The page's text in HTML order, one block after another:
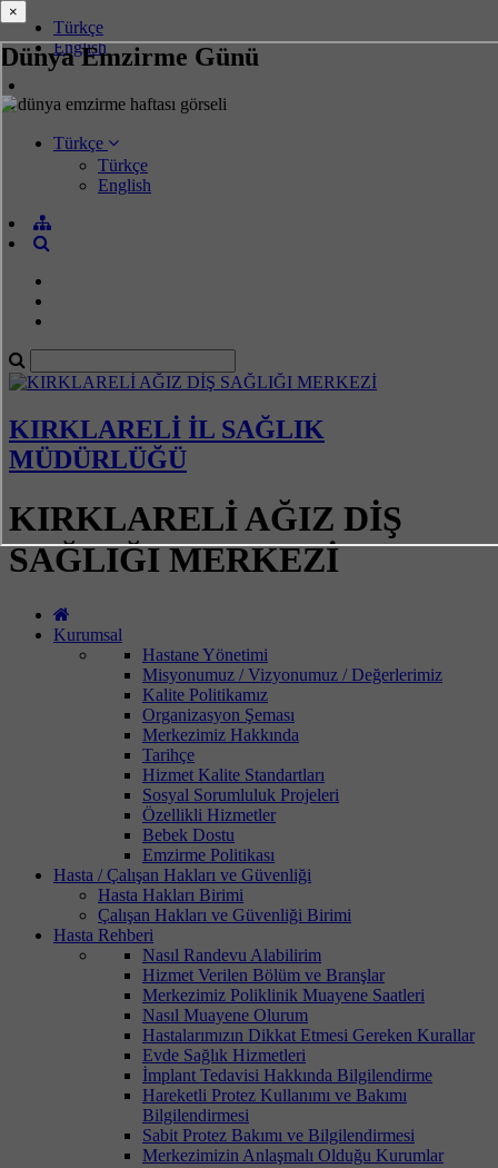
Dünya Emzirme Günü
Türkçe
English
Türkçe
Türkçe
English
KIRKLARELİ İL SAĞLIK
MÜDÜRLÜĞÜ
KIRKLARELİ AĞIZ DİŞ
SAĞLIĞI MERKEZİ
Kurumsal
Hastane Yönetimi
Misyonumuz / Vizyonumuz / Değerlerimiz
Kalite Politikamız
Organizasyon Şeması
Merkezimiz Hakkında
Tarihçe
Hizmet Kalite Standartları
Sosyal Sorumluluk Projeleri
Özellikli Hizmetler
Bebek Dostu
Emzirme Politikası
Hasta / Çalışan Hakları ve Güvenliği
Hasta Hakları Birimi
Çalışan Hakları ve Güvenliği Birimi
Hasta Rehberi
Nasıl Randevu Alabilirim
Hizmet Verilen Bölüm ve Branşlar
Merkezimiz Poliklinik Muayene Saatleri
Nasıl Muayene Olurum
Hastalarımızın Dikkat Etmesi Gereken Kurallar
Evde Sağlık Hizmetleri
İmplant Tedavisi Hakkında Bilgilendirme
Hareketli Protez Kullanımı ve Bakımı
Bilgilendirmesi
Sabit Protez Bakımı ve Bilgilendirmesi
Merkezimizin Anlaşmalı Olduğu Kurumlar
×